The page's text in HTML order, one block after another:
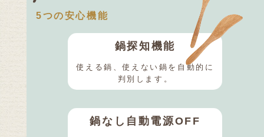
5つの安心機能
鍋探知機能
使える鍋、使えない鍋を自動的に
判別します。
鍋なし自動電源OFF